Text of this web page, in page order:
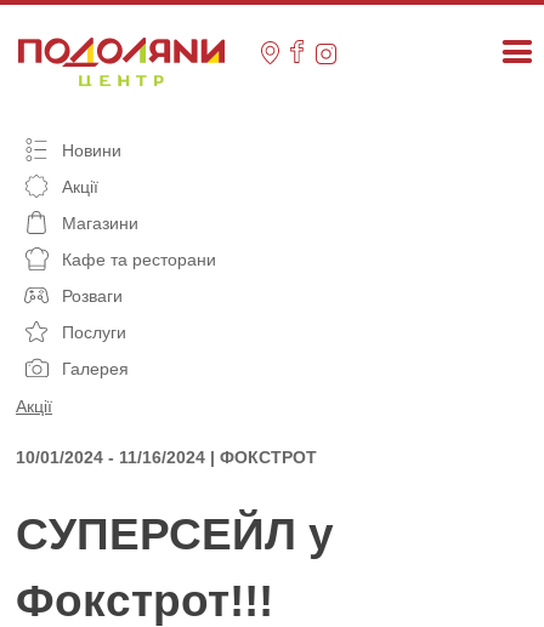
content
Новини
Акції
Магазини
Кафе та ресторани
Розваги
Послуги
Галерея
Акції
10/01/2024 - 11/16/2024 | ФОКСТРОТ
СУПЕРСЕЙЛ у
Фокстрот!!!